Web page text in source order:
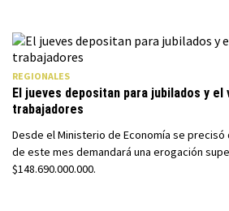
REGIONALES
El jueves depositan para jubilados y el
trabajadores
Desde el Ministerio de Economía se
de este mes demandará una erogación
$148.690.000.000.